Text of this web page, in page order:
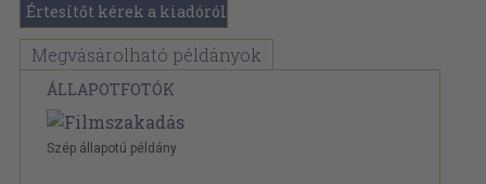
Értesítőt kérek a kiadóról
Megvásárolható példányok
ÁLLAPOTFOTÓK
Szép állapotú példány.